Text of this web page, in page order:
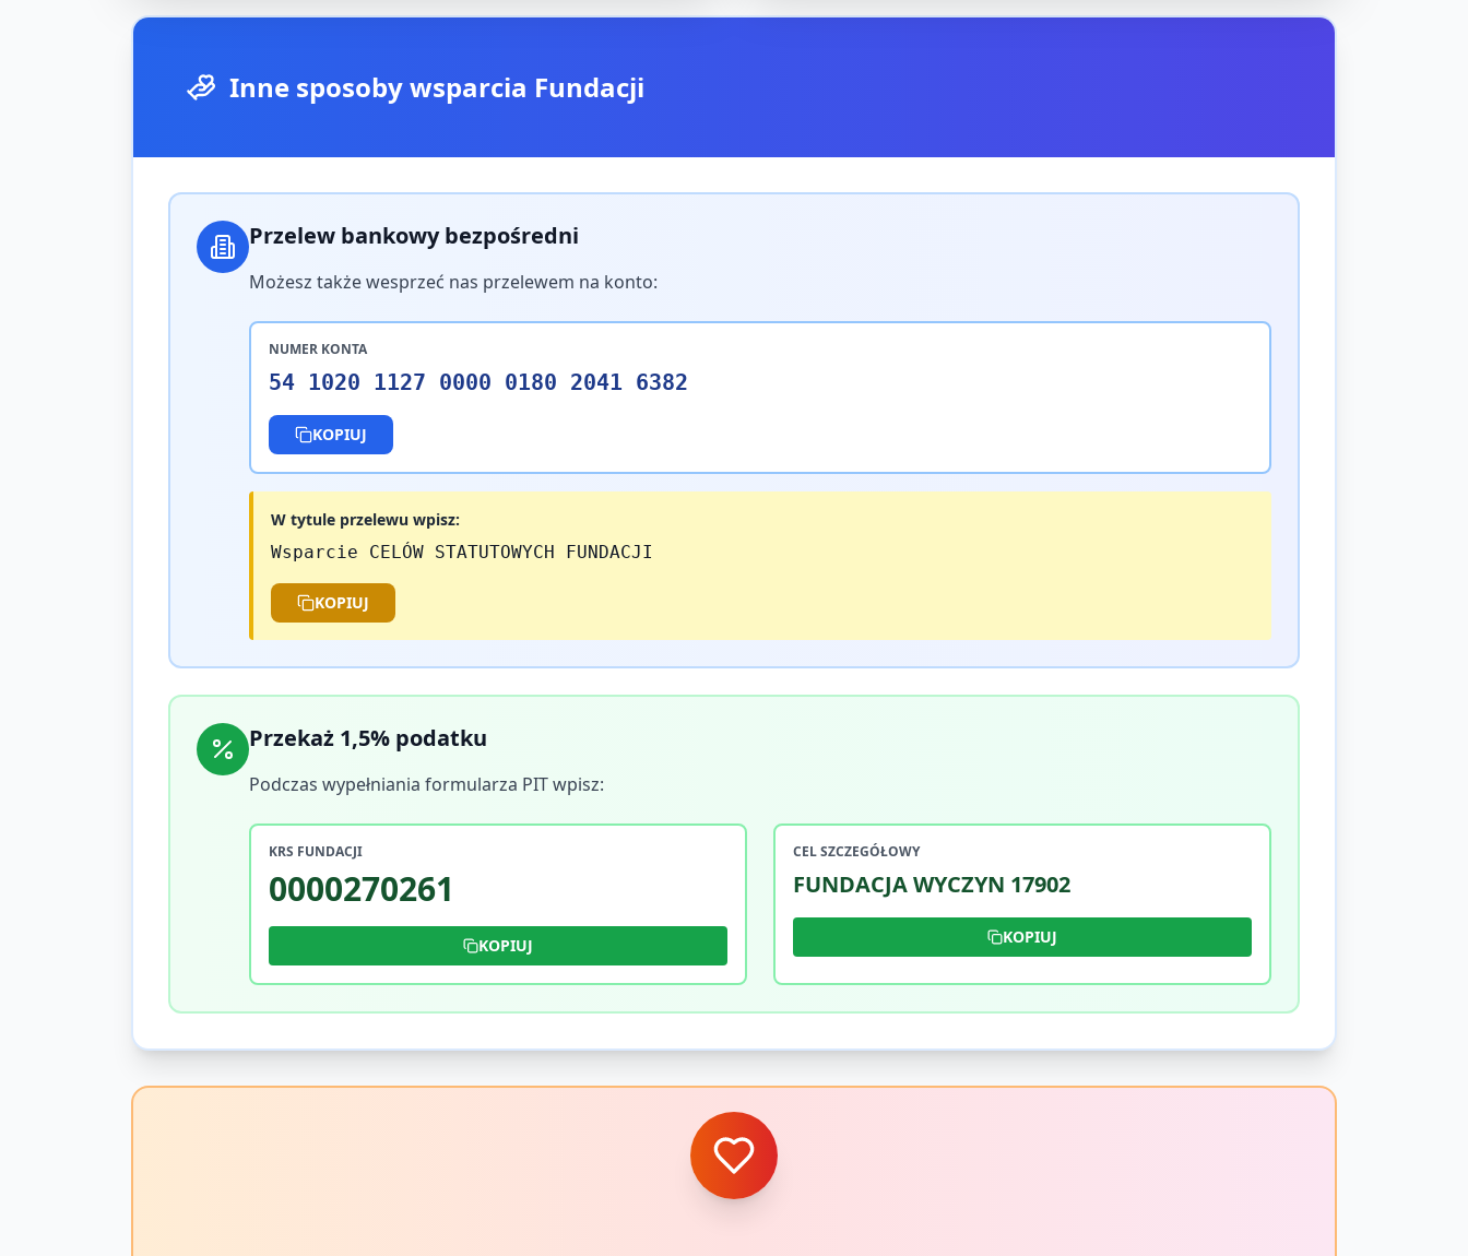
Inne sposoby wsparcia Fundacji
Przelew bankowy bezpośredni
Możesz także wesprzeć nas przelewem na konto:
NUMER KONTA
54 1020 1127 0000 0180 2041 6382
KOPIUJ
W tytule przelewu wpisz:
Wsparcie CELÓW STATUTOWYCH FUNDACJI
KOPIUJ
Przekaż 1,5% podatku
Podczas wypełniania formularza PIT wpisz:
KRS FUNDACJI
0000270261
KOPIUJ
CEL SZCZEGÓŁOWY
FUNDACJA WYCZYN 17902
KOPIUJ